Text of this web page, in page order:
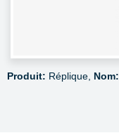
Produit: Réplique, Nom: